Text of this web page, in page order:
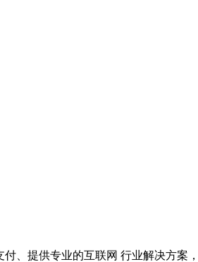
、提供专业的互联网 行业解决方